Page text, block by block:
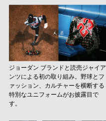
ジョーダン ブランドと読売ジャイア
ンツによる初の取り組み。野球とフ
ァッション、カルチャーを横断する
特別なユニフォームがお披露目で
す。